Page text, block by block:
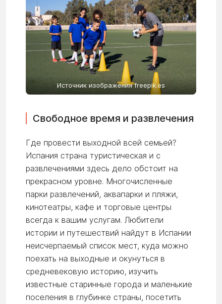
Источник изображения freepik.es
Свободное время и развлечения
Где провести выходной всей семьей?
Испания страна туристическая и с
развлечениями здесь дело обстоит на
прекрасном уровне. Многочисленные
парки развлечений, аквапарки и пляжи,
кинотеатры, кафе и торговые центры
всегда к вашим услугам. Любители
истории и путешествий найдут в Испании
неисчерпаемый список мест, куда можно
поехать на выходные и окунуться в
средневековую историю, изучить
известные старинные города и маленькие
поселения в глубинке страны, посетить